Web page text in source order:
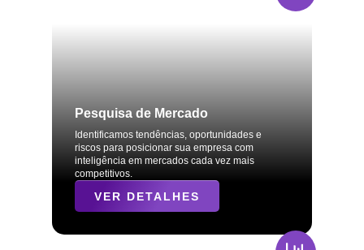
Pesquisa de Mercado
Identificamos tendências, oportunidades e
riscos para posicionar sua empresa com
inteligência em mercados cada vez mais
competitivos.
VER DETALHES